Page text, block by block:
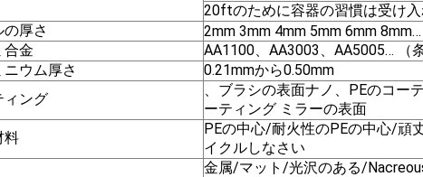
20ftのために容器の習慣は受け入
厚さ
2mm 3mm 4mm 5mm 6mm 8mm…
合金
AA1100、AA3003、AA5005… （
ウム厚さ
0.21mmから0.50mm
ィング
、ブラシの表面ナノ、PEのコー
ーティング ミラーの表面
料
PEの中心/耐火性のPEの中心/頑
イクルしなさい
金属/マット/光沢のある/